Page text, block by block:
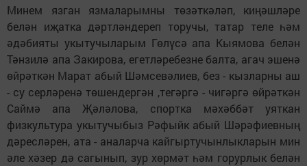
Минем язган язмаларымны төзәткәләп, киңәшләре
белән иҗатка дәртләндереп торучы, татар теле һәм
әдәбияты укытучыларым Гөлүсә апа Кыямова белән
Тәнзилә апа Закирова, егетләребезне балта, агач эшенә
өйрәткән Марат абый Шәмсевәлиев, без - кызларны аш
- су серләренә төшендергән ,тегәргә - чигәргә өйрәткән
Саймә апа Җәләлова, спортка мәхәббәт уяткан
физкультура укытучыбыз Рәфыйк абый Шәрәфиевның
дәресләрен, ата - аналарча кайгыртучынлыкларын мин
әле хәзер дә сагынып, зур хөрмәт һәм горурлык белән